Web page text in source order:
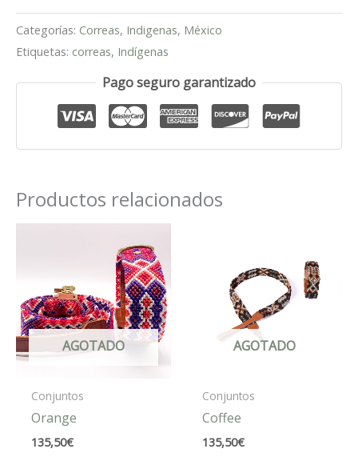
para
perro
Bombay
Categorías: Correas, Indigenas, México
Etiquetas: correas, Indígenas
Pago seguro garantizado
Productos relacionados
AGOTADO
Conjuntos
Orange
135,50€
AGOTADO
Conjuntos
Coffee
135,50€